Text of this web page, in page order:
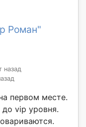
Роман"
назад
первом месте.
vip уровня.